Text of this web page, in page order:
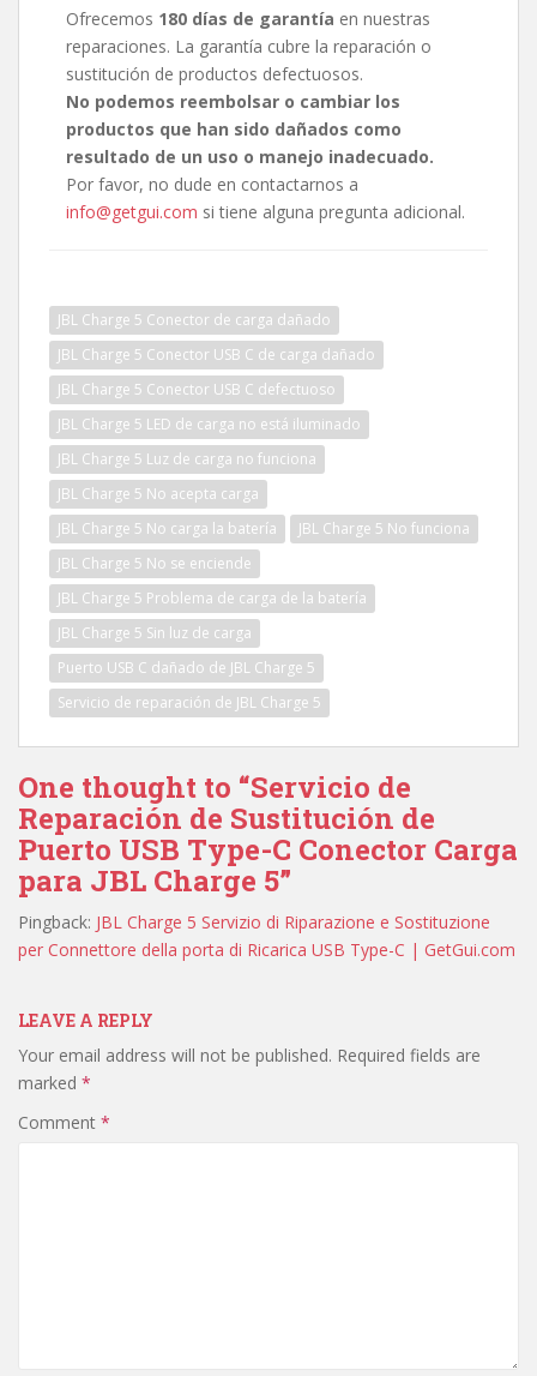
Ofrecemos 180 días de garantía en nuestras
reparaciones. La garantía cubre la reparación o
sustitución de productos defectuosos.
No podemos reembolsar o cambiar los
productos que han sido dañados como
resultado de un uso o manejo inadecuado.
Por favor, no dude en contactarnos a
info@getgui.com si tiene alguna pregunta adicional.
JBL Charge 5 Conector de carga dañado
JBL Charge 5 Conector USB C de carga dañado
JBL Charge 5 Conector USB C defectuoso
JBL Charge 5 LED de carga no está iluminado
JBL Charge 5 Luz de carga no funciona
JBL Charge 5 No acepta carga
JBL Charge 5 No carga la batería
JBL Charge 5 No funciona
JBL Charge 5 No se enciende
JBL Charge 5 Problema de carga de la batería
JBL Charge 5 Sin luz de carga
Puerto USB C dañado de JBL Charge 5
Servicio de reparación de JBL Charge 5
One thought to “Servicio de
Reparación de Sustitución de
Puerto USB Type-C Conector Carga
para JBL Charge 5”
Pingback: JBL Charge 5 Servizio di Riparazione e Sostituzione
per Connettore della porta di Ricarica USB Type-C | GetGui.com
LEAVE A REPLY
Your email address will not be published. Required fields are
marked *
Comment *